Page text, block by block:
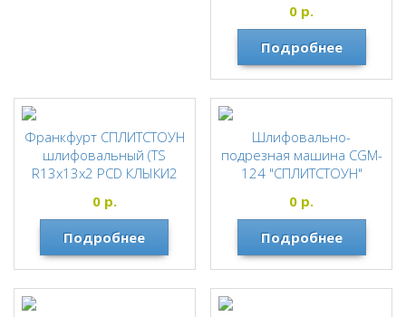
СПЛИТСТОУН
0 р.
Подробнее
Франкфурт СПЛИТСТОУН
шлифовальный (TS
R13х13х2 PCD КЛЫКИ2
СПЛИТСТОУН
0р.
Подробнее
Шлифовально-
подрезная машина CGM-
124 "СПЛИТСТОУН"
СПЛИТСТОУН
0 р.
Подробнее